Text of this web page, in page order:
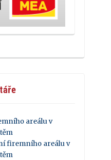
areálu v
firemního areálu v